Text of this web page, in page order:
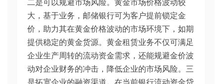
二是可以规避市场风险。黄金市场价格波动较
大，基于业务，邮储银行可为客户提前锁定金
价，助力其在黄金价格波动的市场环境下，如期
提供稳定的黄金货源。黄金租赁业务不仅可满足
企业生产周转的流动资金需求，还能规避金价波
动对企业财务的冲击，降低企业的市场风险。三
是拓宽企业的融资渠道。在当前银行流动资金贷